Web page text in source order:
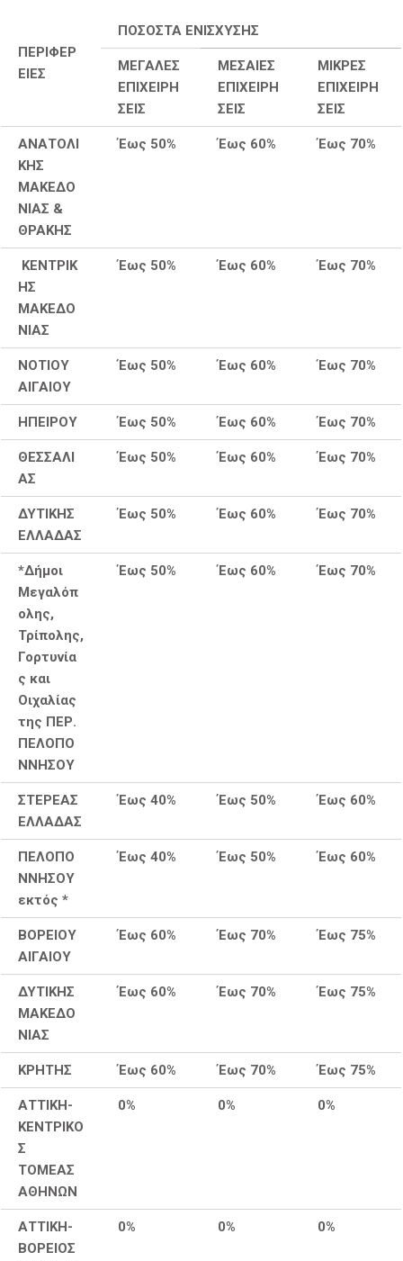
ΠΕΡΙΦΕΡ
ΕΙΕΣ
ΠΟΣΟΣΤΑ ΕΝΙΣΧΥΣΗΣ
ΜΕΓΑΛΕΣ
ΕΠΙΧΕΙΡΗ
ΣΕΙΣ
ΜΕΣΑΙΕΣ
ΕΠΙΧΕΙΡΗ
ΣΕΙΣ
ΜΙΚΡΕΣ
ΕΠΙΧΕΙΡΗ
ΣΕΙΣ
ΑΝΑΤΟΛΙ
ΚΗΣ
ΜΑΚΕΔΟ
ΝΙΑΣ &
ΘΡΑΚΗΣ
Έως 50% Έως 60% Έως 70%
ΚΕΝΤΡΙΚ
ΗΣ
ΜΑΚΕΔΟ
ΝΙΑΣ
Έως 50% Έως 60% Έως 70%
ΝΟΤΙΟΥ
ΑΙΓΑΙΟΥ
Έως 50% Έως 60% Έως 70%
ΗΠΕΙΡΟΥ Έως 50% Έως 60% Έως 70%
ΘΕΣΣΑΛΙ
ΑΣ
Έως 50% Έως 60% Έως 70%
ΔΥΤΙΚΗΣ
ΕΛΛΑΔΑΣ
Έως 50% Έως 60% Έως 70%
*Δήμοι
Μεγαλόπ
ολης,
Τρίπολης,
Γορτυνία
ς και
Οιχαλίας
της ΠΕΡ.
ΠΕΛΟΠΟ
ΝΝΗΣΟΥ
Έως 50% Έως 60% Έως 70%
ΣΤΕΡΕΑΣ
ΕΛΛΑΔΑΣ
Έως 40% Έως 50% Έως 60%
ΠΕΛΟΠΟ
ΝΝΗΣΟΥ
εκτός *
Έως 40% Έως 50% Έως 60%
ΒΟΡΕΙΟΥ
ΑΙΓΑΙΟΥ
Έως 60% Έως 70% Έως 75%
ΔΥΤΙΚΗΣ
ΜΑΚΕΔΟ
ΝΙΑΣ
Έως 60% Έως 70% Έως 75%
ΚΡΗΤΗΣ Έως 60% Έως 70% Έως 75%
ΑΤΤΙΚΗ-
ΚΕΝΤΡΙΚΟ
Σ
ΤΟΜΕΑΣ
ΑΘΗΝΩΝ
0% 0% 0%
ΑΤΤΙΚΗ-
ΒΟΡΕΙΟΣ
0% 0% 0%